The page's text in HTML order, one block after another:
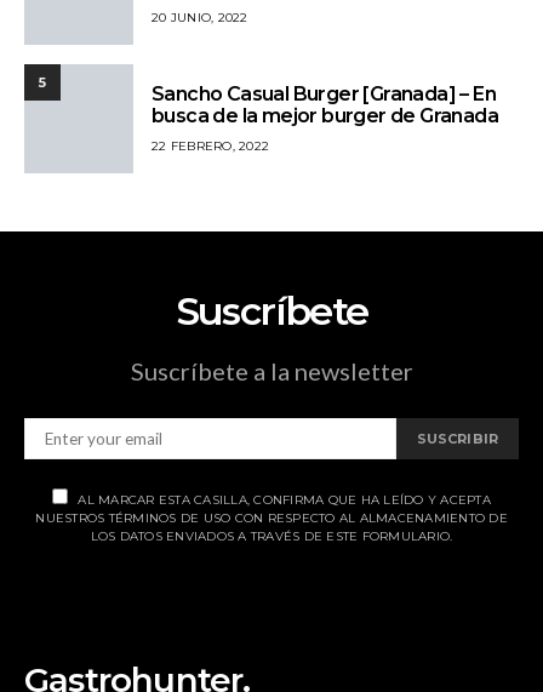
20 JUNIO, 2022
5
Sancho Casual Burger [Granada] – En
busca de la mejor burger de Granada
22 FEBRERO, 2022
Suscríbete
Suscríbete a la newsletter
SUSCRIBIR
AL MARCAR ESTA CASILLA, CONFIRMA QUE HA LEÍDO Y ACEPTA
NUESTROS TÉRMINOS DE USO CON RESPECTO AL ALMACENAMIENTO DE
LOS DATOS ENVIADOS A TRAVÉS DE ESTE FORMULARIO.
Gastrohunter.